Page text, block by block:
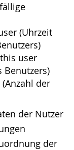
(Uhrzeit
user
Benutzers)
der
der Nutzer
der